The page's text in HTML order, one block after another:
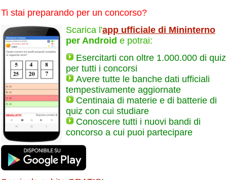
Ti stai preparando per un concorso?
Scarica l'app ufficiale di Mininterno
per Android e potrai:
Esercitarti con oltre 1.000.000 di quiz
per tutti i concorsi
Avere tutte le banche dati ufficiali
tempestivamente aggiornate
Centinaia di materie e di batterie di
quiz con cui studiare
Conoscere tutti i nuovi bandi di
concorso a cui puoi partecipare